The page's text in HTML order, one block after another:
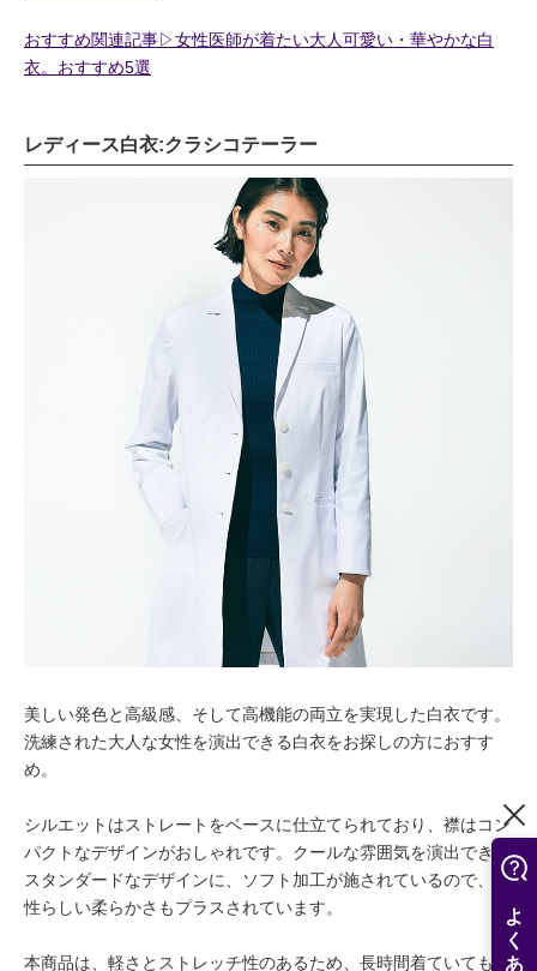
おすすめ関連記事▷女性医師が着たい大人可愛い・華やかな白
衣。おすすめ5選
レディース白衣:クラシコテーラー
美しい発色と高級感、そして高機能の両立を実現した白衣です。
洗練された大人な女性を演出できる白衣をお探しの方におすす
め。
シルエットはストレートをベースに仕立てられており、襟はコン
パクトなデザインがおしゃれです。クールな雰囲気を演出できる
スタンダードなデザインに、ソフト加工が施されているので、女
性らしい柔らかさもプラスされています。
本商品は、軽さとストレッチ性のあるため、長時間着ていても疲